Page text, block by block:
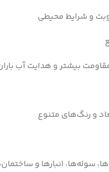
و شرایط محیطی
بیشتر و هدایت آب
و رنگ‌های متنوع
سوله‌ها، انبارها و